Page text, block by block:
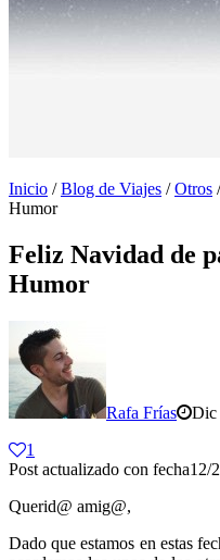
Inicio /Blog de Viajes /Otros
Humor
Feliz Navidad de
Humor
Rafa Frías Dic
1
Post actualizado con fecha12/
Querid@ amig@,
Dado que estamos en estas